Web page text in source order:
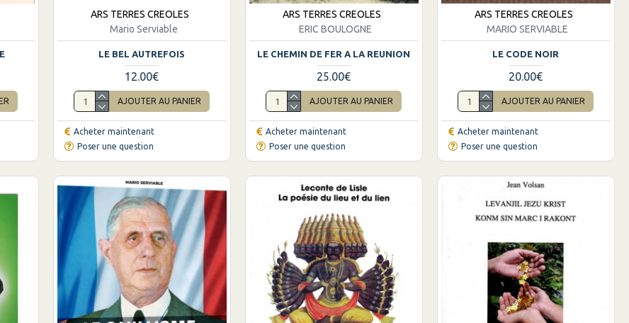
ARS TERRES CREOLES
Mario Serviable
LE BEL AUTREFOIS
12.00€
AJOUTER AU PANIER
Acheter maintenant
Poser une question
ARS TERRES CREOLES
ERIC BOULOGNE
LE CHEMIN DE FER A LA REUNION
25.00€
AJOUTER AU PANIER
Acheter maintenant
Poser une question
ARS TERRES CREOLES
MARIO SERVIABLE
LE CODE NOIR
20.00€
AJOUTER AU PANIER
Acheter maintenant
Poser une question